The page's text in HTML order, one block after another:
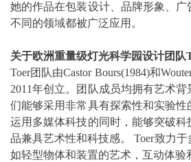
她的作品在包装设计、品牌形象、
不同的领域都被广泛应用。
关于欧洲重量级灯光科学园设计团队
Toer团队由Castor Bours(1984)和
2011年创立。团队成员均拥有艺术
们能够采用非常具有探索性和实验
运用多媒体科技的同时，能够突破
品兼具艺术性和科技感。 Toer致力于
如轻型物体和装置的艺术，互动体验